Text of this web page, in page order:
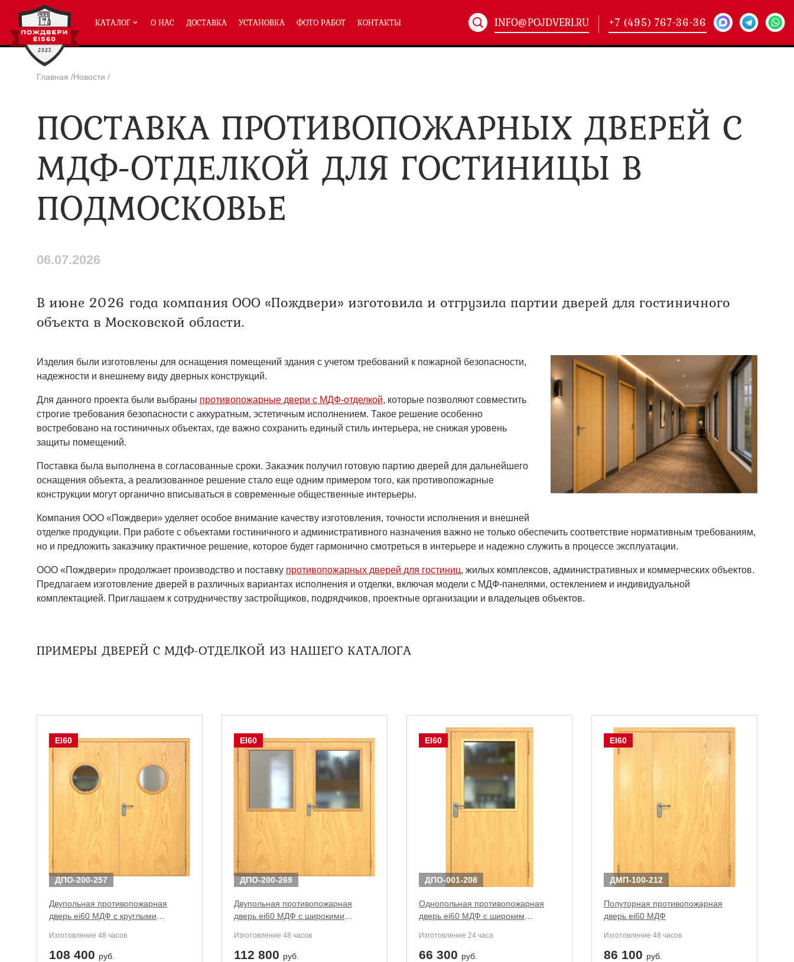
КАТАЛОГ
Однопольные двери ei-60(224)
Полуторные двери ei-60 (204)
Глухие двери ei-60
Остекленные двери ei-60
Светопозрачные двери с максимальным остеклением eiw-60
Двери с отделкой МДФ ei-60
Двери антипаника ei-60
Однопольные технические двери(101)
Полуторные технические двери(146)
О НАС ДОСТАВКА УСТАНОВКА ФОТО РАБОТ КОНТАКТЫ INFO@POJDVERI.RU +7 (495) 767-36-36
Главная /Новости /
ПОСТАВКА ПРОТИВОПОЖАРНЫХ ДВЕРЕЙ С
МДФ-ОТДЕЛКОЙ ДЛЯ ГОСТИНИЦЫ В
ПОДМОСКОВЬЕ
06.07.2026
В июне 2026 года компания ООО «Пождвери» изготовила и отгрузила партии дверей для гостиничного
объекта в Московской области.
Изделия были изготовлены для оснащения помещений здания с учетом требований к пожарной безопасности,
надежности и внешнему виду дверных конструкций.
Для данного проекта были выбраны противопожарные двери с МДФ-отделкой, которые позволяют совместить
строгие требования безопасности с аккуратным, эстетичным исполнением. Такое решение особенно
востребовано на гостиничных объектах, где важно сохранить единый стиль интерьера, не снижая уровень
защиты помещений.
Поставка была выполнена в согласованные сроки. Заказчик получил готовую партию дверей для дальнейшего
оснащения объекта, а реализованное решение стало еще одним примером того, как противопожарные
конструкции могут органично вписываться в современные общественные интерьеры.
Компания ООО «Пождвери» уделяет особое внимание качеству изготовления, точности исполнения и внешней
отделке продукции. При работе с объектами гостиничного и административного назначения важно не только обеспечить соответствие нормативным требованиям,
но и предложить заказчику практичное решение, которое будет гармонично смотреться в интерьере и надежно служить в процессе эксплуатации.
ООО «Пождвери» продолжает производство и поставку противопожарных дверей для гостиниц, жилых комплексов, административных и коммерческих объектов.
Предлагаем изготовление дверей в различных вариантах исполнения и отделки, включая модели с МДФ-панелями, остеклением и индивидуальной
комплектацией. Приглашаем к сотрудничеству застройщиков, подрядчиков, проектные организации и владельцев объектов.
ПРИМЕРЫ ДВЕРЕЙ С МДФ-ОТДЕЛКОЙ ИЗ НАШЕГО КАТАЛОГА
EI60
ДПО-200-257
Двупольная противопожарная
дверь ei60 МДФ с круглыми
Изготовление 48 часов
108 400 руб.
EI60
ДПО-200-269
Двупольная противопожарная
дверь ei60 МДФ с широкими
Изготовление 48 часов
112 800 руб.
EI60
ДПО-001-208
Однопольная противопожарная
дверь ei60 МДФ с широким
Изготовление 24 часа
66 300 руб.
EI60
ДМП-100-212
Полуторная противопожарная
дверь ei60 МДФ
Изготовление 48 часов
86 100 руб.